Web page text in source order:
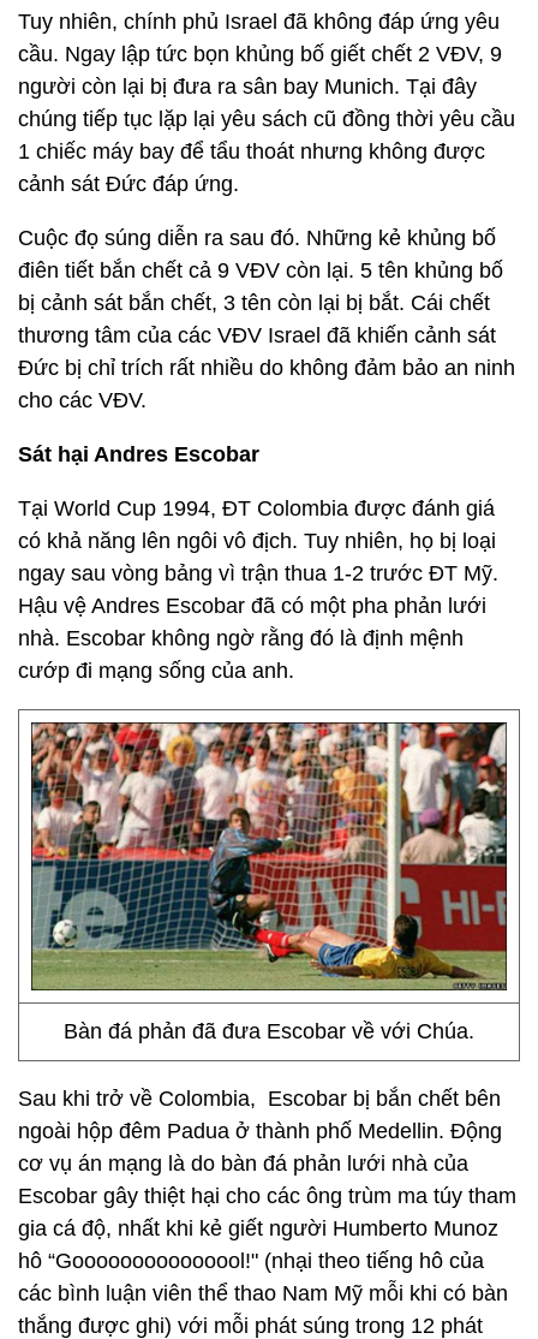
Tuy nhiên, chính phủ Israel đã không đáp ứng yêu
cầu. Ngay lập tức bọn khủng bố giết chết 2 VĐV, 9
người còn lại bị đưa ra sân bay Munich. Tại đây
chúng tiếp tục lặp lại yêu sách cũ đồng thời yêu cầu
1 chiếc máy bay để tẩu thoát nhưng không được
cảnh sát Đức đáp ứng.
Cuộc đọ súng diễn ra sau đó. Những kẻ khủng bố
điên tiết bắn chết cả 9 VĐV còn lại. 5 tên khủng bố
bị cảnh sát bắn chết, 3 tên còn lại bị bắt. Cái chết
thương tâm của các VĐV Israel đã khiến cảnh sát
Đức bị chỉ trích rất nhiều do không đảm bảo an ninh
cho các VĐV.
Sát hại Andres Escobar
Tại World Cup 1994, ĐT Colombia được đánh giá
có khả năng lên ngôi vô địch. Tuy nhiên, họ bị loại
ngay sau vòng bảng vì trận thua 1-2 trước ĐT Mỹ.
Hậu vệ Andres Escobar đã có một pha phản lưới
nhà. Escobar không ngờ rằng đó là định mệnh
cướp đi mạng sống của anh.
Bàn đá phản đã đưa Escobar về với Chúa.
Sau khi trở về Colombia, Escobar bị bắn chết bên
ngoài hộp đêm Padua ở thành phố Medellin. Động
cơ vụ án mạng là do bàn đá phản lưới nhà của
Escobar gây thiệt hại cho các ông trùm ma túy tham
gia cá độ, nhất khi kẻ giết người Humberto Munoz
hô “Gooooooooooooool!" (nhại theo tiếng hô của
các bình luận viên thể thao Nam Mỹ mỗi khi có bàn
thắng được ghi) với mỗi phát súng trong 12 phát